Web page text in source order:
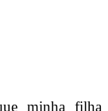
minha filha